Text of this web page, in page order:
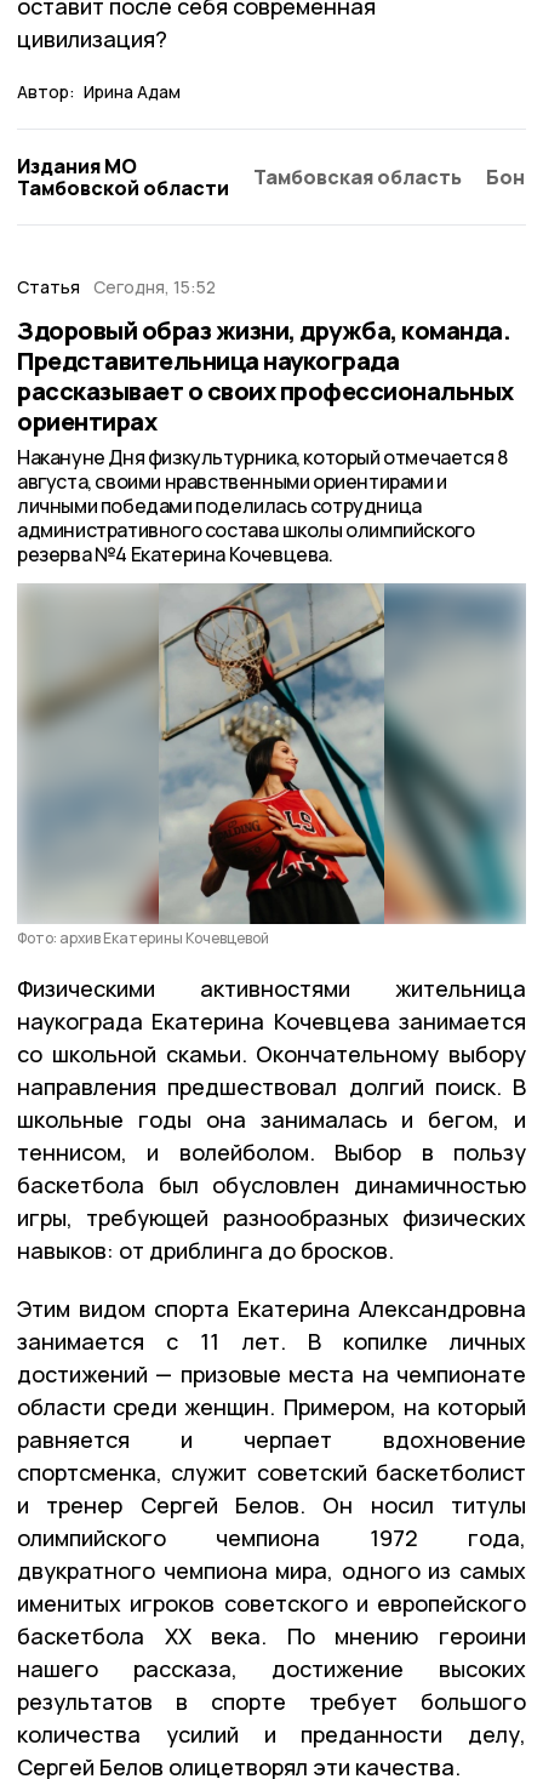
оставит после себя современная
цивилизация?
Автор: Ирина Адам
Издания МО
Тамбовской области
Тамбовская область
Статья Сегодня, 15:52
Здоровый образ жизни, дружба, команда.
Представительница наукограда
рассказывает о своих профессиональных
ориентирах
Накануне Дня физкультурника, который отмечается 8
августа, своими нравственными ориентирами и
личными победами поделилась сотрудница
административного состава школы олимпийского
резерва №4 Екатерина Кочевцева.
Фото: архив Екатерины Кочевцевой
Физическими активностями жительница
наукограда Екатерина Кочевцева занимается
со школьной скамьи. Окончательному выбору
направления предшествовал долгий поиск. В
школьные годы она занималась и бегом, и
теннисом, и волейболом. Выбор в пользу
баскетбола был обусловлен динамичностью
игры, требующей разнообразных физических
навыков: от дриблинга до бросков.
Этим видом спорта Екатерина Александровна
занимается с 11 лет. В копилке личных
достижений — призовые места на чемпионате
области среди женщин. Примером, на который
равняется и черпает вдохновение
спортсменка, служит советский баскетболист
и тренер Сергей Белов. Он носил титулы
олимпийского чемпиона 1972 года,
двукратного чемпиона мира, одного из самых
именитых игроков советского и европейского
баскетбола XX века. По мнению героини
нашего рассказа, достижение высоких
результатов в спорте требует большого
количества усилий и преданности делу,
Сергей Белов олицетворял эти качества.